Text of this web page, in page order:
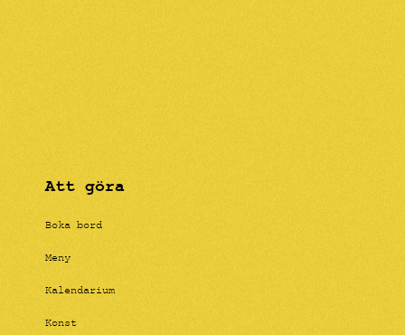
Att göra
Boka bord
Meny
Kalendarium
Konst